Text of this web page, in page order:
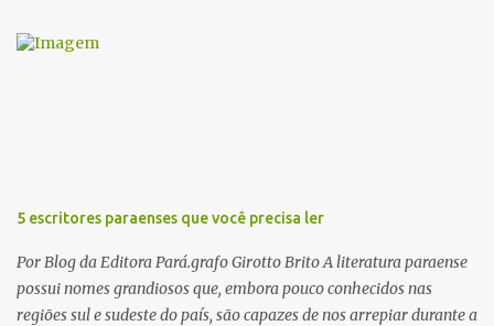
m
i
5 escritores paraenses que você precisa ler
Por Blog da Editora Pará.grafo Girotto Brito A literatura paraense
possui nomes grandiosos que, embora pouco conhecidos nas
regiões sul e sudeste do país, são capazes de nos arrepiar durante a